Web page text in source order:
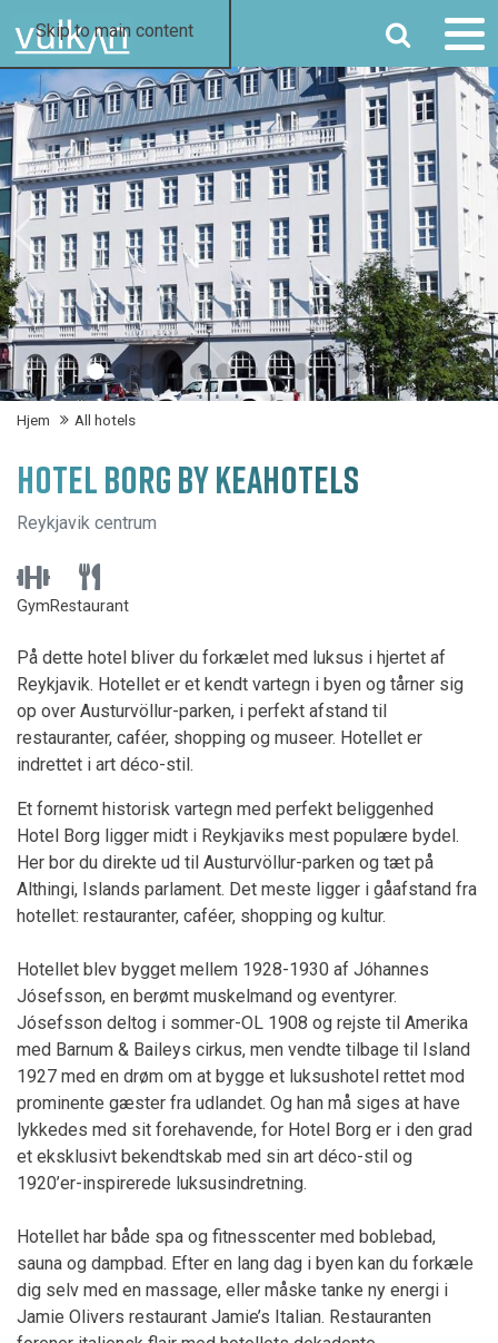
Skip to main content SØG
Hjem All hotels
HOTEL BORG BY KEAHOTELS
Reykjavik centrum
GymRestaurant
På dette hotel bliver du forkælet med luksus i hjertet af
Reykjavik. Hotellet er et kendt vartegn i byen og tårner sig
op over Austurvöllur-parken, i perfekt afstand til
restauranter, caféer, shopping og museer. Hotellet er
indrettet i art déco-stil.
Et fornemt historisk vartegn med perfekt beliggenhed
Hotel Borg ligger midt i Reykjaviks mest populære bydel.
Her bor du direkte ud til Austurvöllur-parken og tæt på
Althingi, Islands parlament. Det meste ligger i gåafstand fra
hotellet: restauranter, caféer, shopping og kultur.
Hotellet blev bygget mellem 1928-1930 af Jóhannes
Jósefsson, en berømt muskelmand og eventyrer.
Jósefsson deltog i sommer-OL 1908 og rejste til Amerika
med Barnum & Baileys cirkus, men vendte tilbage til Island
1927 med en drøm om at bygge et luksushotel rettet mod
prominente gæster fra udlandet. Og han må siges at have
lykkedes med sit forehavende, for Hotel Borg er i den grad
et eksklusivt bekendtskab med sin art déco-stil og
1920’er-inspirerede luksusindretning.
Hotellet har både spa og fitnesscenter med boblebad,
sauna og dampbad. Efter en lang dag i byen kan du forkæle
dig selv med en massage, eller måske tanke ny energi i
Jamie Olivers restaurant Jamie’s Italian. Restauranten